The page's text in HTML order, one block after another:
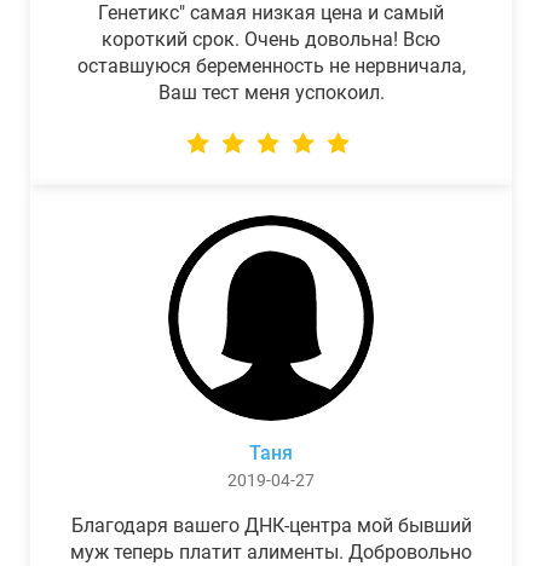
Генетикс" самая низкая цена и самый
короткий срок. Очень довольна! Всю
оставшуюся беременность не нервничала,
Ваш тест меня успокоил.
Таня
2019-04-27
Благодаря вашего ДНК-центра мой бывший
муж теперь платит алименты. Добровольно